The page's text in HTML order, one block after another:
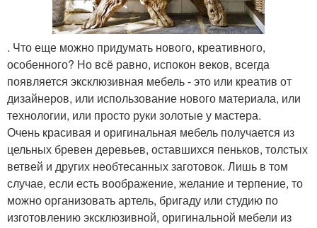
. Что еще можно придумать нового, креативного,
особенного? Но всё равно, испокон веков, всегда
появляется эксклюзивная мебель - это или креатив от
дизайнеров, или использование нового материала, или
технологии, или просто руки золотые у мастера.
Очень красивая и оригинальная мебель получается из
цельных бревен деревьев, оставшихся пеньков, толстых
ветвей и других необтесанных заготовок. Лишь в том
случае, если есть воображение, желание и терпение, то
можно организовать артель, бригаду или студию по
изготовлению эксклюзивной, оригинальной мебели из